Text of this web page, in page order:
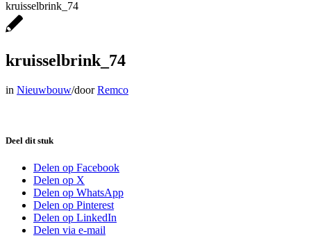
kruisselbrink_74
kruisselbrink_74
in Nieuwbouw/doorRemco
Deel dit stuk
Delen op Facebook
Delen op X
Delen op WhatsApp
Delen op Pinterest
Delen op LinkedIn
Delen via e-mail